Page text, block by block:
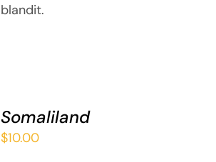
blandit.
Somaliland
$10.00